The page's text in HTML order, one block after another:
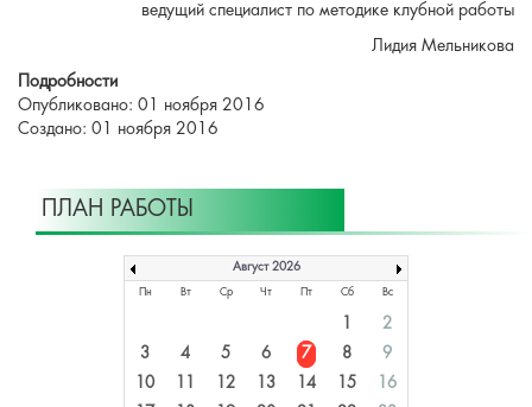
ведущий специалист по методике клубной работы
Лидия Мельникова
Подробности
Опубликовано: 01 ноября 2016
Создано: 01 ноября 2016
ПЛАН РАБОТЫ
Август 2026
Пн Вт Ср Чт Пт Сб Вс
1
2
3
4 5 6 7 8
9
10
11 12 13 14 15
16